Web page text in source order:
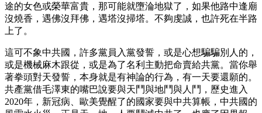
途的女色或榮華富貴，那可能就墮淪地獄了，如果他路中逢廟
沒燒香，遇佛沒拜佛，遇塔沒掃塔。不夠虔誠，也許死在半路
上了。
這可不象中共國，許多黨員入黨發誓，或是心想騙騙別人的，
或是機械麻木跟從，或是為了名利主動把命賣給共黨。當你舉
著拳頭對天發誓，本身就是有神論的行為，有一天要還願的。
共產黨借毛澤東的嘴巴說要與天鬥與地鬥與人鬥，歷史進入
2020年，新冠病、歐美覺醒了的國家要與中共算帳，中共國的